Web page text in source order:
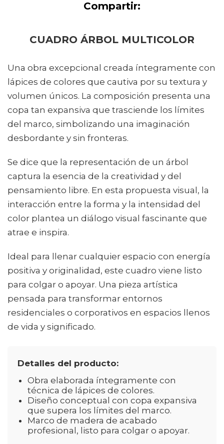
Compartir:
CUADRO ÁRBOL MULTICOLOR
Una obra excepcional creada íntegramente con
lápices de colores que cautiva por su textura y
volumen únicos. La composición presenta una
copa tan expansiva que trasciende los límites
del marco, simbolizando una imaginación
desbordante y sin fronteras.
Se dice que la representación de un árbol
captura la esencia de la creatividad y del
pensamiento libre. En esta propuesta visual, la
interacción entre la forma y la intensidad del
color plantea un diálogo visual fascinante que
atrae e inspira.
Ideal para llenar cualquier espacio con energía
positiva y originalidad, este cuadro viene listo
para colgar o apoyar. Una pieza artística
pensada para transformar entornos
residenciales o corporativos en espacios llenos
de vida y significado.
Detalles del producto:
Obra elaborada íntegramente con
técnica de lápices de colores.
Diseño conceptual con copa expansiva
que supera los límites del marco.
Marco de madera de acabado
profesional, listo para colgar o apoyar.